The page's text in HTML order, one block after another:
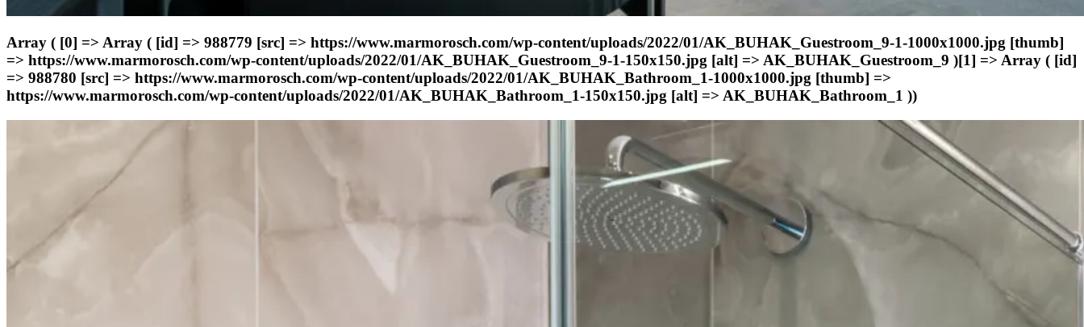
Array ( [0] => Array ( [id] => 988779 [src] => https://www.marmorosch.com/wp-content/uploads/2022/01/AK_BUHAK_Guestroom_9-1-1000x1000.jpg [thumb]
=> https://www.marmorosch.com/wp-content/uploads/2022/01/AK_BUHAK_Guestroom_9-1-150x150.jpg [alt] => AK_BUHAK_Guestroom_9 )[1] => Array ( [id]
=> 988780 [src] => https://www.marmorosch.com/wp-content/uploads/2022/01/AK_BUHAK_Bathroom_1-1000x1000.jpg [thumb] =>
https://www.marmorosch.com/wp-content/uploads/2022/01/AK_BUHAK_Bathroom_1-150x150.jpg [alt] => AK_BUHAK_Bathroom_1 ))